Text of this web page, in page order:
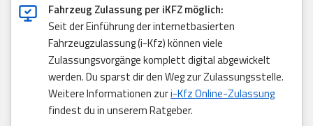
Fahrzeug Zulassung per iKFZ möglich:
Seit der Einführung der internetbasierten
Fahrzeugzulassung (i-Kfz) können viele
Zulassungsvorgänge komplett digital abgewickelt
werden. Du sparst dir den Weg zur Zulassungsstelle.
Weitere Informationen zuri-Kfz Online-Zulassung
findest du in unserem Ratgeber.